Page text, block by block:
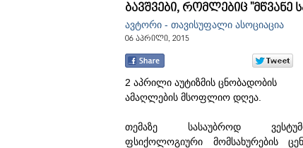
ბავშვები, რომლებიც "მწვანე
ავტორი - თავისუფალი ასოციაცია
06 აპრილი, 2015
2 აპრილი აუტიზმის ცნობადობის
ამაღლების მსოფლიო დღეა.
თემაზე სასაუბროდ
ფსიქოლოგიური მომსახურების